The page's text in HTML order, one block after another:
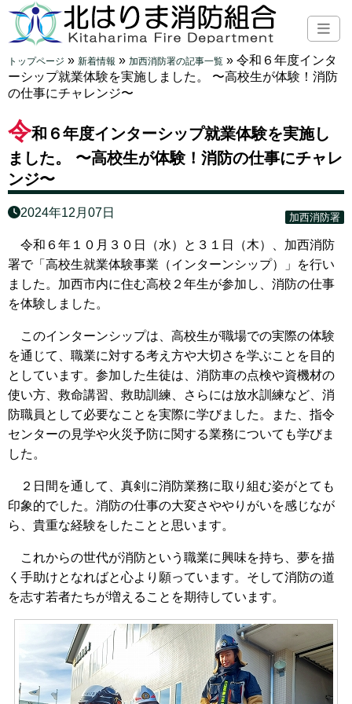
トップページ » 新着情報 » 加西消防署の記事一覧 » 令和６年度インタ
ーシップ就業体験を実施しました。 〜高校生が体験！消防
の仕事にチャレンジ〜
令和６年度インターシップ就業体験を実施し
ました。 〜高校生が体験！消防の仕事にチャレ
ンジ〜
加西消防署
2024年12月07日
令和６年１０月３０日（水）と３１日（木）、加西消防
署で「高校生就業体験事業（インターンシップ）」を行い
ました。加西市内に住む高校２年生が参加し、消防の仕事
を体験しました。
このインターンシップは、高校生が職場での実際の体験
を通じて、職業に対する考え方や大切さを学ぶことを目的
としています。参加した生徒は、消防車の点検や資機材の
使い方、救命講習、救助訓練、さらには放水訓練など、消
防職員として必要なことを実際に学びました。また、指令
センターの見学や火災予防に関する業務についても学びま
した。
２日間を通して、真剣に消防業務に取り組む姿がとても
印象的でした。消防の仕事の大変さややりがいを感じなが
ら、貴重な経験をしたことと思います。
これからの世代が消防という職業に興味を持ち、夢を描
く手助けとなればと心より願っています。そして消防の道
を志す若者たちが増えることを期待しています。